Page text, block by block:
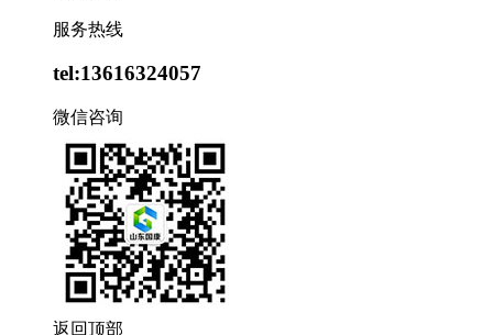
服务热线
tel:13616324057
微信咨询
返回顶部